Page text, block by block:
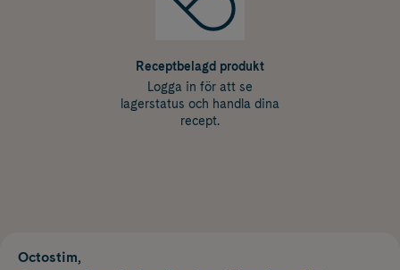
Receptbelagd produkt
Logga in för att se
lagerstatus och handla dina
recept.
Octostim,